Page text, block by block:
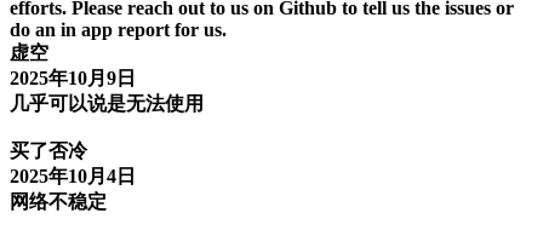
efforts. Please reach out to us on Github to tell us the issues or
do an in app report for us.
虚空
2025年10月9日
几乎可以说是无法使用
买了否冷
2025年10月4日
网络不稳定